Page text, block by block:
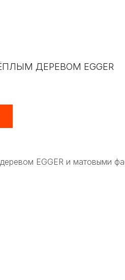
ДЕРЕВОМ EGGER
EGGER и матовыми